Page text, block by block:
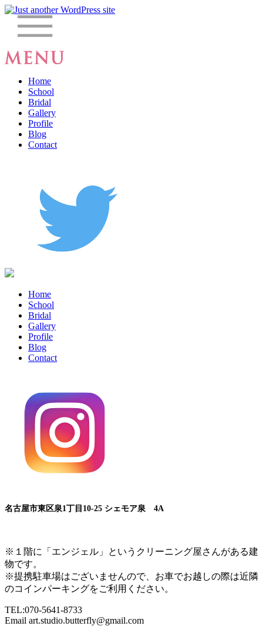
Home
School
Bridal
Gallery
Profile
Blog
Contact
Home
School
Bridal
Gallery
Profile
Blog
Contact
名古屋市東区泉1丁目10-25 シェモア泉 4A
※１階に「エンジェル」というクリーニング屋さんがある建
物です。
※提携駐車場はございませんので、お車でお越しの際は近隣
のコインパーキングをご利用ください。
TEL:070-5641-8733
Email art.studio.butterfly@gmail.com